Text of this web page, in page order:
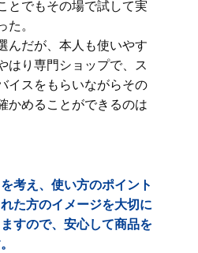
とでもその場で試して実
。
んだが、本人も使いやす
はり専門ショップで、ス
イスをもらいながらその
かめることができるのは
考え、使い方のポイント
た方のイメージを大切に
すので、安心して商品を